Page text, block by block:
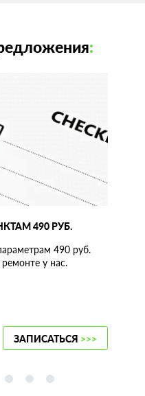
:
490 РУБ.
490 руб.
у нас.
ЗАПИСАТЬСЯ >>>